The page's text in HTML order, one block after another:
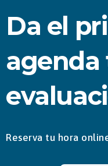
Da el
agenda
Reserva tu hora